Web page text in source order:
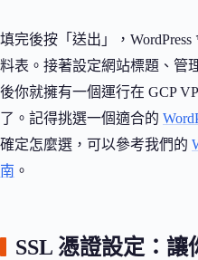
填完後按「送出」，
料表。接著設定網站標題、管
後你就擁有一個運行在 GCP
了。記得挑選一個適合的
確定怎麼選，可以參考我們的
南 。
SSL 憑證設定：讓